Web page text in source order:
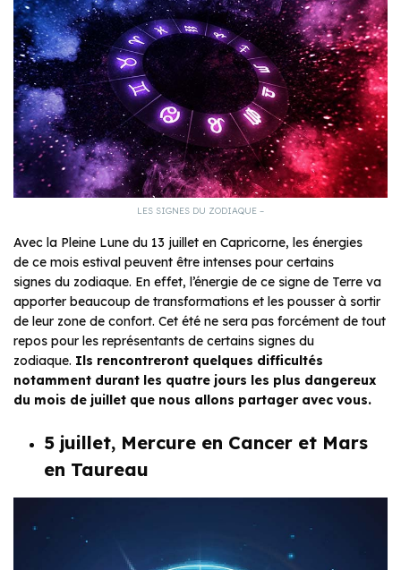
LES SIGNES DU ZODIAQUE –
Avec la Pleine Lune du 13 juillet en Capricorne, les énergies
de ce mois estival peuvent être intenses pour certains
signes du zodiaque. En effet, l’énergie de ce signe de Terre va
apporter beaucoup de transformations et les pousser à sortir
de leur zone de confort. Cet été ne sera pas forcément de tout
repos pour les représentants de certains signes du
zodiaque. Ils rencontreront quelques difficultés
notamment durant les quatre jours les plus dangereux
du mois de juillet que nous allons partager avec vous.
5 juillet, Mercure en Cancer et Mars
en Taureau